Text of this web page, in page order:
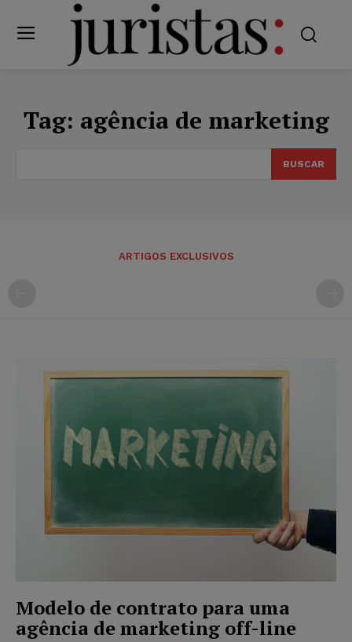
Tag: agência de marketing
BUSCAR
ARTIGOS EXCLUSIVOS
Modelo de contrato para uma
agência de marketing off-line